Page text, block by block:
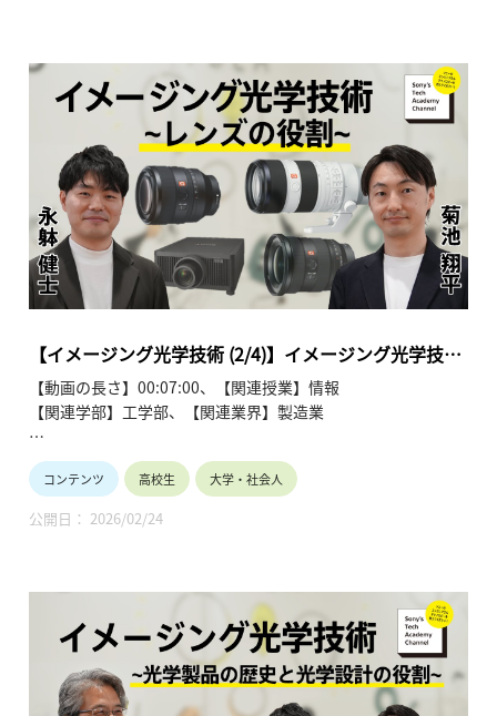
●イメージング光学技術~菊池 翔平、永躰 健士、西川 純
【Sony’s Tech Academy Channel】
https://www.youtube.com/playlist?
list=PLT57hSt26YAznc7b0ouFYE3mGIpxhQXK2
第1回「光学製品の歴史と光学設計の役割」
第2回「レンズの役割」
第3回「収差とは」
第4回「光学設計を支えるシミュレーション技術や評価指標/レ
【イメージング光学技術 (2/4)】イメージング光学技術
(2/4) 菊池 翔平、永躰 健士、西川 純
【動画の長さ】00:07:00、【関連授業】情報
【関連学部】工学部、【関連業界】製造業
Sony's Tech Academy Channelでは、ソニーのエンジニア
が、私たちの生活の中で活用されているテクノロジーについ
て、基礎から最新情報までわかりやすくお伝えします。
●イメージング光学技術~菊池 翔平、永躰 健士、西川 純
【Sony’s Tech Academy Channel】
https://www.youtube.com/playlist?
list=PLT57hSt26YAznc7b0ouFYE3mGIpxhQXK2
コンテンツ 高校生 大学・社会人
公開日： 2026/02/24